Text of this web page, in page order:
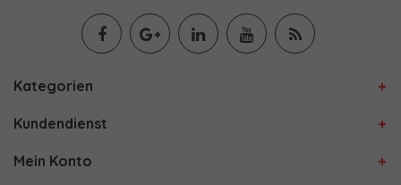
Kategorien
Kundendienst
Mein Konto